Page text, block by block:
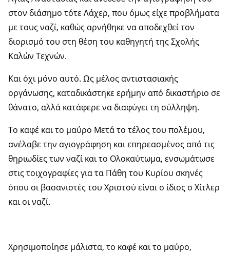
στον διάσημο τότε Λάχερ, που όμως είχε προβλήματα
με τους ναζί, καθώς αρνήθηκε να αποδεχθεί τον
διορισμό του στη θέση του καθηγητή της Σχολής
Καλών Τεχνών.
Και όχι μόνο αυτό. Ως μέλος αντιστασιακής
οργάνωσης, καταδικάστηκε ερήμην από δικαστήριο σε
θάνατο, αλλά κατάφερε να διαφύγει τη σύλληψη.
Το καφέ και το μαύρο Μετά το τέλος του πολέμου,
ανέλαβε την αγιογράφηση και επηρεασμένος από τις
θηριωδίες των ναζί και το Ολοκαύτωμα, ενσωμάτωσε
στις τοιχογραφίες για τα Πάθη του Κυρίου σκηνές
όπου οι βασανιστές του Χριστού είναι ο ίδιος ο Χίτλερ
και οι ναζί.
Χρησιμοποίησε μάλιστα, το καφέ και το μαύρο,